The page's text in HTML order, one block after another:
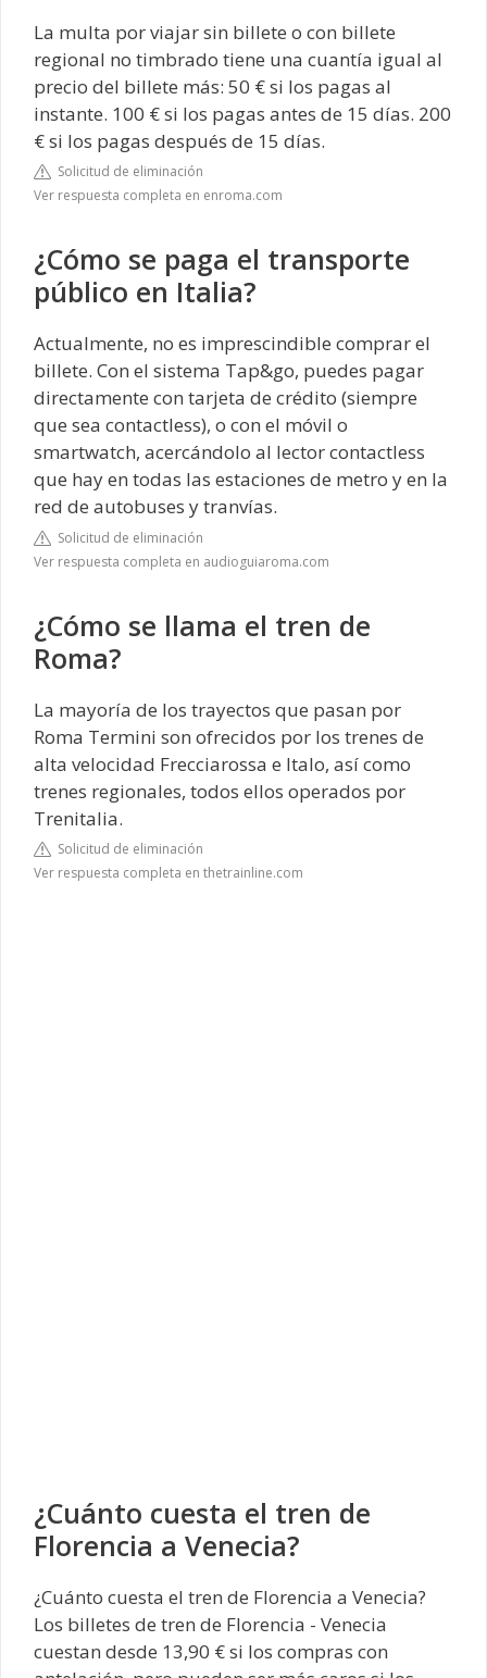
La multa por viajar sin billete o con billete
regional no timbrado tiene una cuantía igual al
precio del billete más: 50 € si los pagas al
instante. 100 € si los pagas antes de 15 días. 200
€ si los pagas después de 15 días.
Solicitud de eliminación
Ver respuesta completa en enroma.com
¿Cómo se paga el transporte
público en Italia?
Actualmente, no es imprescindible comprar el
billete. Con el sistema Tap&go, puedes pagar
directamente con tarjeta de crédito (siempre
que sea contactless), o con el móvil o
smartwatch, acercándolo al lector contactless
que hay en todas las estaciones de metro y en la
red de autobuses y tranvías.
Solicitud de eliminación
Ver respuesta completa en audioguiaroma.com
¿Cómo se llama el tren de
Roma?
La mayoría de los trayectos que pasan por
Roma Termini son ofrecidos por los trenes de
alta velocidad Frecciarossa e Italo, así como
trenes regionales, todos ellos operados por
Trenitalia.
Solicitud de eliminación
Ver respuesta completa en thetrainline.com
¿Cuánto cuesta el tren de
Florencia a Venecia?
¿Cuánto cuesta el tren de Florencia a Venecia?
Los billetes de tren de Florencia - Venecia
cuestan desde 13,90 € si los compras con